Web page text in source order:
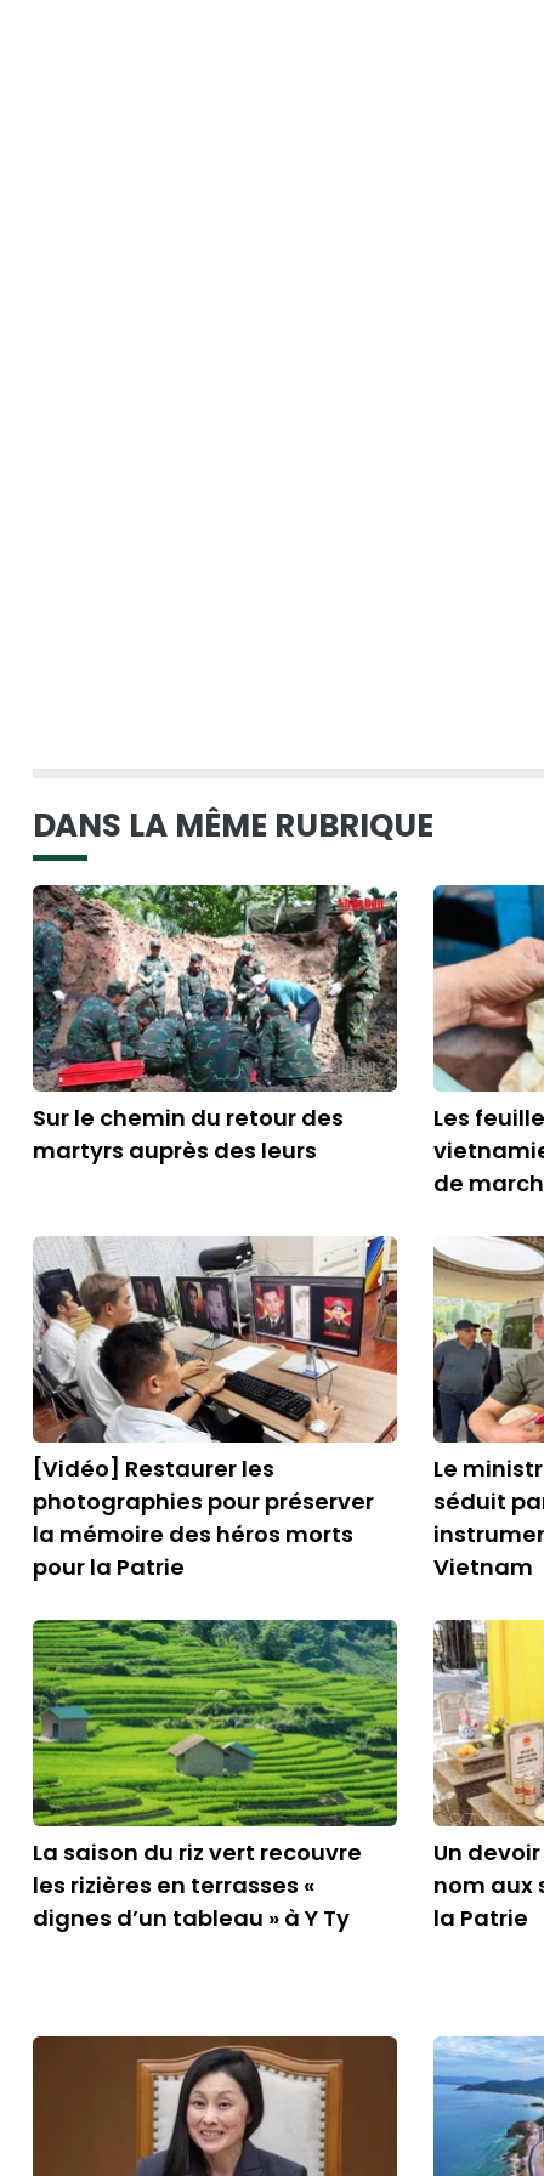
DANS LA MÊME RUBRIQUE
Sur le chemin du retour des
martyrs auprès des leurs
Les
de
[Vidéo] Restaurer les
photographies pour préserver
la mémoire des héros morts
pour la Patrie
Le
séduit
Vietnam
La saison du riz vert recouvre
les rizières en terrasses «
dignes d’un tableau » à Y Ty
Un
nom aux
la Patrie